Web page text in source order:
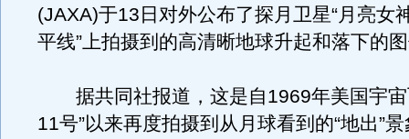
(JAXA)于13日对外公布了探月卫星“月亮女
平线”上拍摄到的高清晰地球升起和落下的
据共同社报道，这是自1969年美国宇宙
11号”以来再度拍摄到从月球看到的“地出”